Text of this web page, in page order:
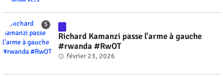
Richard Kamanzi passe l'arme à gauche
#rwanda #RwOT
février 23, 2026